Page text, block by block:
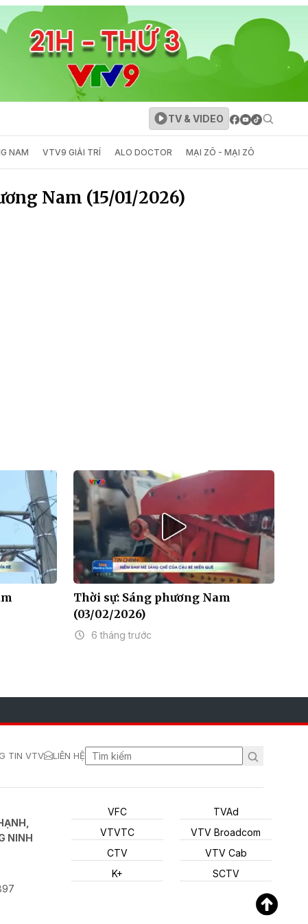
TV & VIDEO
NAM VTV9 GIẢI TRÍ ALO DOCTOR MẠI ZÔ - MẠI ZÔ
Nam (15/01/2026)
Thời sự: Sáng phương Nam
(03/02/2026)
6 tháng trước
TIN VTV LIÊN HỆ
NINH
VFC
VTVTC
CTV
K+
TVAd
VTV Broadcom
VTV Cab
SCTV